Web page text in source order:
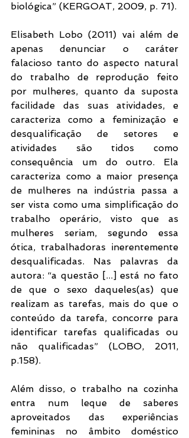
biológica” (KERGOAT, 2009, p. 71).
Elisabeth Lobo (2011) vai além de
apenas denunciar o caráter
falacioso tanto do aspecto natural
do trabalho de reprodução feito
por mulheres, quanto da suposta
facilidade das suas atividades, e
caracteriza como a feminização e
desqualificação de setores e
atividades são tidos como
consequência um do outro. Ela
caracteriza como a maior presença
de mulheres na indústria passa a
ser vista como uma simplificação do
trabalho operário, visto que as
mulheres seriam, segundo essa
ótica, trabalhadoras inerentemente
desqualificadas. Nas palavras da
autora: “a questão [...] está no fato
de que o sexo daqueles(as) que
realizam as tarefas, mais do que o
conteúdo da tarefa, concorre para
identificar tarefas qualificadas ou
não qualificadas” (LOBO, 2011,
p.158).
Além disso, o trabalho na cozinha
entra num leque de saberes
aproveitados das experiências
femininas no âmbito doméstico